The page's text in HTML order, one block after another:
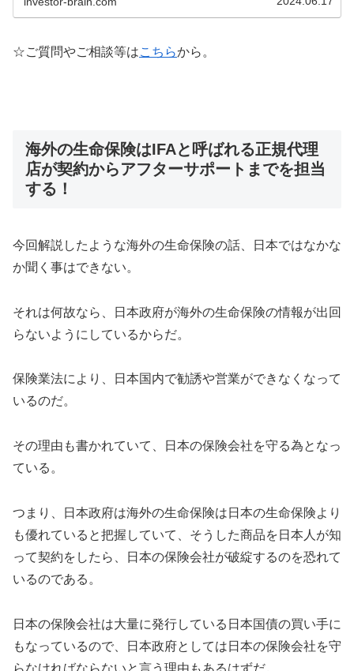
☆ご質問やご相談等はこちらから。
海外の生命保険はIFAと呼ばれる正規代理
店が契約からアフターサポートまでを担当
する！
今回解説したような海外の生命保険の話、日本ではなかな
か聞く事はできない。
それは何故なら、日本政府が海外の生命保険の情報が出回
らないようにしているからだ。
保険業法により、日本国内で勧誘や営業ができなくなって
いるのだ。
その理由も書かれていて、日本の保険会社を守る為となっ
ている。
つまり、日本政府は海外の生命保険は日本の生命保険より
も優れていると把握していて、そうした商品を日本人が知
って契約をしたら、日本の保険会社が破綻するのを恐れて
いるのである。
日本の保険会社は大量に発行している日本国債の買い手に
もなっているので、日本政府としては日本の保険会社を守
らなければならないと言う理由もあるはずだ。